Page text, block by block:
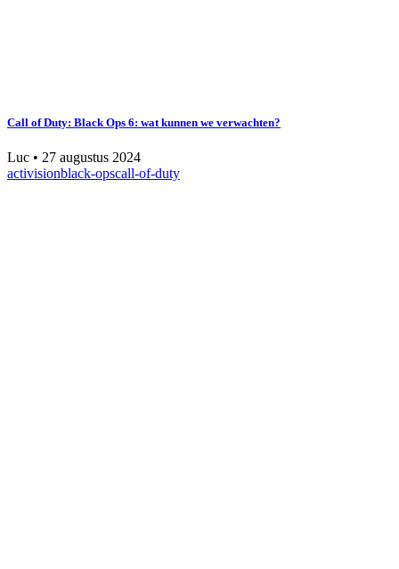
Call of Duty: Black Ops 6: wat kunnen we verwachten?
Luc • 27 augustus 2024
activisionblack-opscall-of-duty